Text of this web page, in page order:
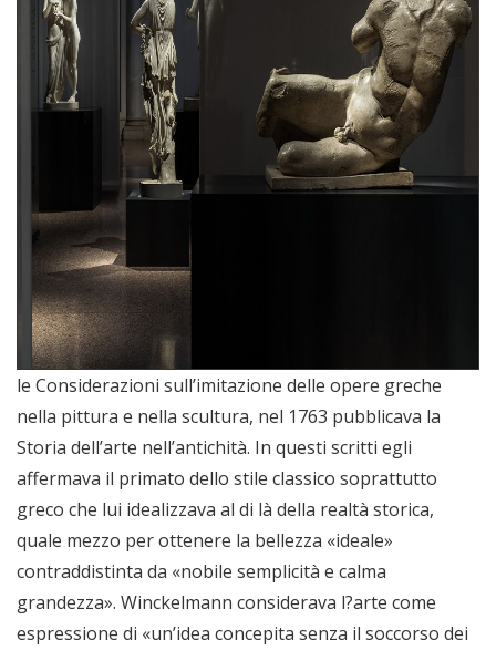
le Considerazioni sull’imitazione delle opere greche
nella pittura e nella scultura, nel 1763 pubblicava la
Storia dell’arte nell’antichità. In questi scritti egli
affermava il primato dello stile classico soprattutto
greco che lui idealizzava al di là della realtà storica,
quale mezzo per ottenere la bellezza «ideale»
contraddistinta da «nobile semplicità e calma
grandezza». Winckelmann considerava l?arte come
espressione di «un’idea concepita senza il soccorso dei